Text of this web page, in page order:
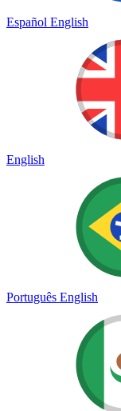
Español English
English
Português English